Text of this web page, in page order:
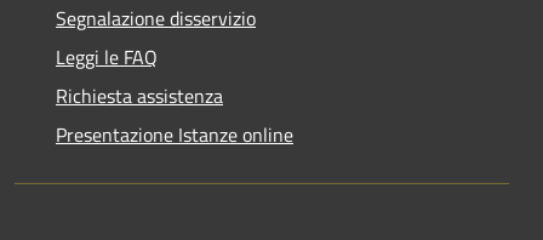
Segnalazione disservizio
Leggi le FAQ
Richiesta assistenza
Presentazione Istanze online